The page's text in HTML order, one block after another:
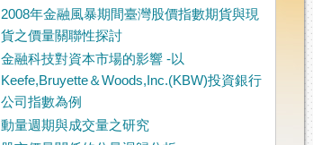
2008年金融風暴期間臺灣股價指數期貨與現
貨之價量關聯性探討
金融科技對資本市場的影響 -以
Keefe,Bruyette＆Woods,Inc.(KBW)投資銀行
公司指數為例
動量週期與成交量之研究